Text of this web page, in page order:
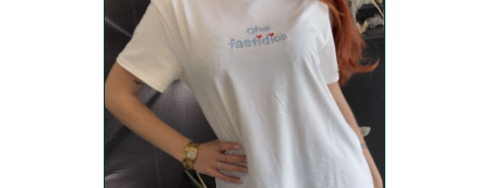
essere
scelte
pagina
del
prodotto